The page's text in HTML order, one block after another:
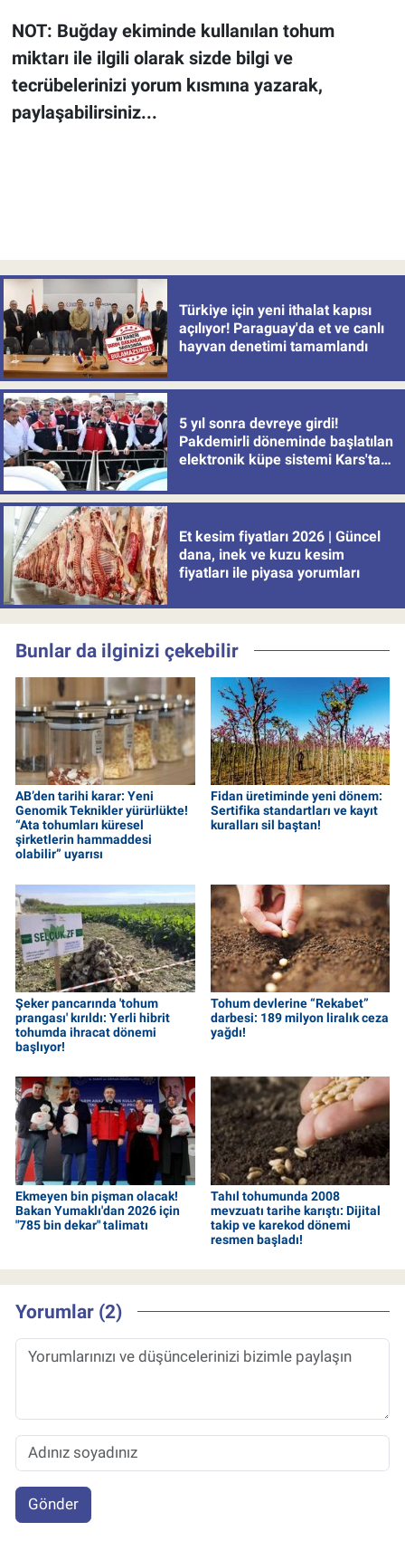
NOT: Buğday ekiminde kullanılan tohum
miktarı ile ilgili olarak sizde bilgi ve
tecrübelerinizi yorum kısmına yazarak,
paylaşabilirsiniz...
Türkiye için yeni ithalat kapısı
açılıyor! Paraguay'da et ve canlı
hayvan denetimi tamamlandı
5 yıl sonra devreye girdi!
Pakdemirli döneminde başlatılan
elektronik küpe sistemi Kars'tan
Et kesim fiyatları 2026 | Güncel
dana, inek ve kuzu kesim
fiyatları ile piyasa yorumları
Bunlar da ilginizi çekebilir
AB’den tarihi karar: Yeni
Genomik Teknikler yürürlükte!
“Ata tohumları küresel
şirketlerin hammaddesi
olabilir” uyarısı
Fidan üretiminde yeni dönem:
Sertifika standartları ve kayıt
kuralları sil baştan!
Şeker pancarında 'tohum
prangası' kırıldı: Yerli hibrit
tohumda ihracat dönemi
başlıyor!
Tohum devlerine “Rekabet”
darbesi: 189 milyon liralık ceza
yağdı!
Ekmeyen bin pişman olacak!
Bakan Yumaklı'dan 2026 için
"785 bin dekar" talimatı
Tahıl tohumunda 2008
mevzuatı tarihe karıştı: Dijital
takip ve karekod dönemi
resmen başladı!
Yorumlar (2)
Gönder